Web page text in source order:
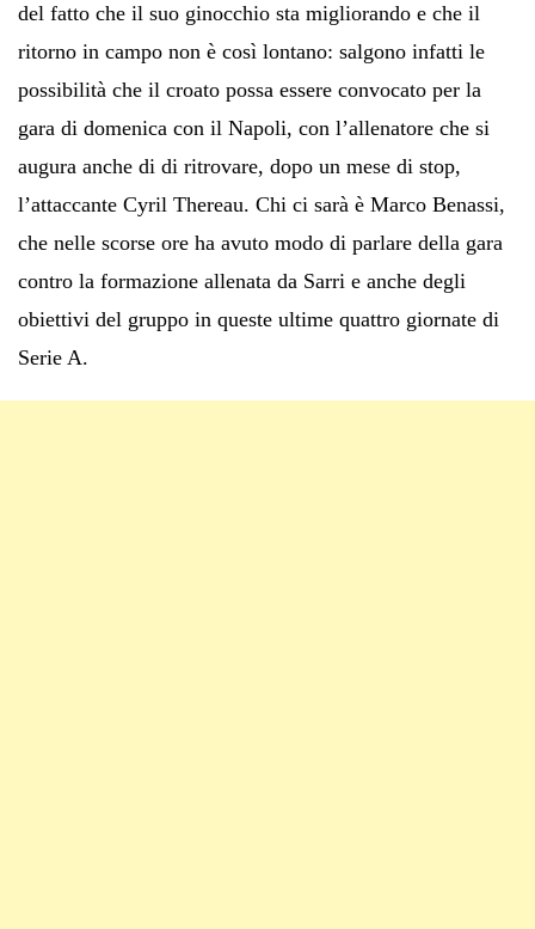
del fatto che il suo ginocchio sta migliorando e che il
ritorno in campo non è così lontano: salgono infatti le
possibilità che il croato possa essere convocato per la
gara di domenica con il Napoli, con l’allenatore che si
augura anche di di ritrovare, dopo un mese di stop,
l’attaccante Cyril Thereau. Chi ci sarà è Marco Benassi,
che nelle scorse ore ha avuto modo di parlare della gara
contro la formazione allenata da Sarri e anche degli
obiettivi del gruppo in queste ultime quattro giornate di
Serie A.